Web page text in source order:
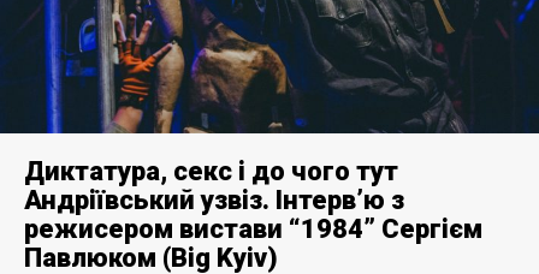
Диктатура, секс і до чого тут
Андріївський узвіз. Інтерв’ю з
режисером вистави “1984” Сергієм
Павлюком (Big Kyiv)